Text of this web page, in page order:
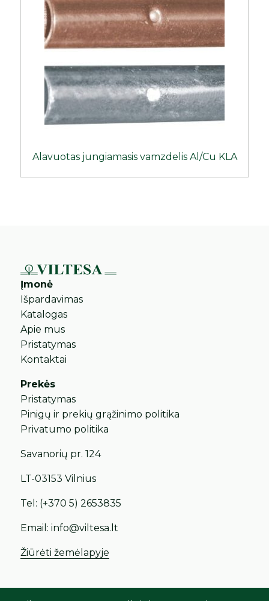
Alavuotas jungiamasis vamzdelis Al/Cu KLA
Įmonė
Išpardavimas
Katalogas
Apie mus
Pristatymas
Kontaktai
Prekės
Pristatymas
Pinigų ir prekių grąžinimo politika
Privatumo politika
Savanorių pr. 124
LT-03153 Vilnius
Tel: (+370 5) 2653835
Email:info@viltesa.lt
Žiūrėti žemėlapyje